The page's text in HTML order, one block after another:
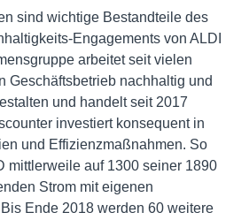
sind wichtige Bestandteile des
Engagements von ALDI
arbeitet seit vielen
Geschäftsbetrieb nachhaltig und
und handelt seit 2017
investiert konsequent in
und Effizienzmaßnahmen. So
mittlerweile auf 1300 seiner 1890
Strom mit eigenen
Ende 2018 werden 60 weitere